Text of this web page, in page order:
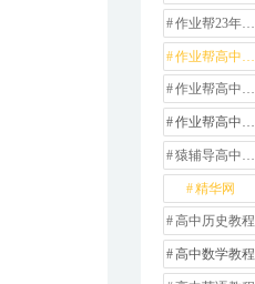
作业帮23年高中英语
作业帮高中地理
作业帮高中物理
作业帮高中语文
猿辅导高中物理
精华网
高中历史教程
高中数学教程